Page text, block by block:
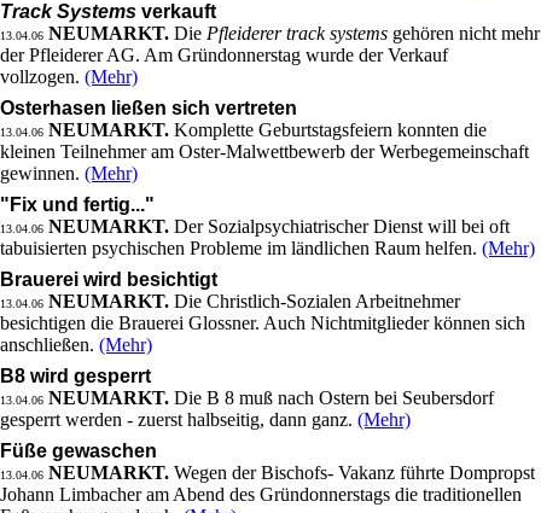
Track Systems verkauft
13.04.06 NEUMARKT. Die Pfleiderer track systems gehören nicht mehr
der Pfleiderer AG. Am Gründonnerstag wurde der Verkauf
vollzogen. (Mehr)
Osterhasen ließen sich vertreten
13.04.06 NEUMARKT. Komplette Geburtstagsfeiern konnten die
kleinen Teilnehmer am Oster-Malwettbewerb der Werbegemeinschaft
gewinnen. (Mehr)
"Fix und fertig..."
13.04.06 NEUMARKT. Der Sozialpsychiatrischer Dienst will bei oft
tabuisierten psychischen Probleme im ländlichen Raum helfen. (Mehr)
Brauerei wird besichtigt
13.04.06 NEUMARKT. Die Christlich-Sozialen Arbeitnehmer
besichtigen die Brauerei Glossner. Auch Nichtmitglieder können sich
anschließen. (Mehr)
B8 wird gesperrt
13.04.06 NEUMARKT. Die B 8 muß nach Ostern bei Seubersdorf
gesperrt werden - zuerst halbseitig, dann ganz. (Mehr)
Füße gewaschen
13.04.06 NEUMARKT. Wegen der Bischofs- Vakanz führte Dompropst
Johann Limbacher am Abend des Gründonnerstags die traditionellen